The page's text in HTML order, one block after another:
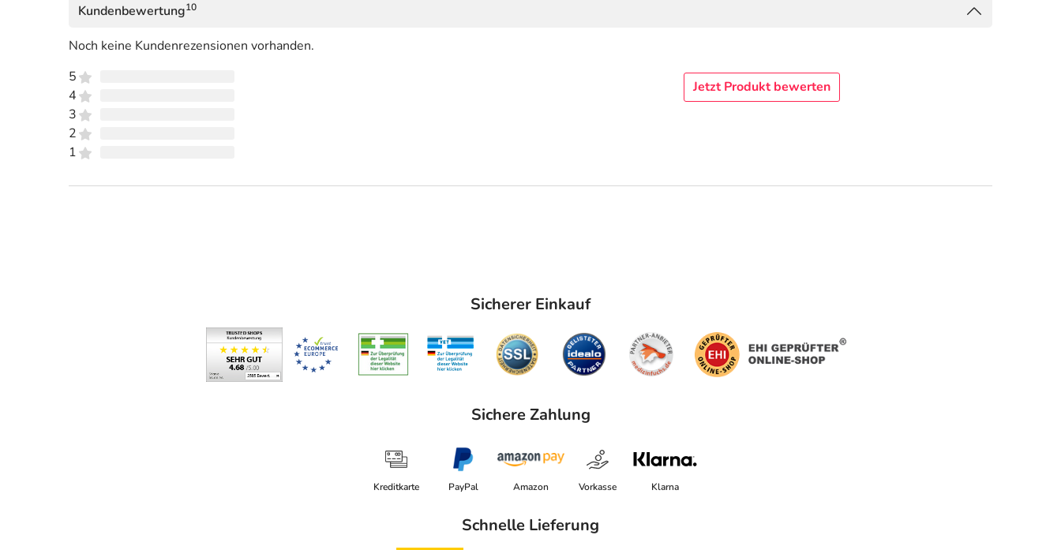
Kundenbewertung10
Noch keine Kundenrezensionen vorhanden.
5
4
3
2
1
Jetzt Produkt bewerten
Sicherer Einkauf
Sichere Zahlung
Kreditkarte PayPal Amazon Vorkasse Klarna
Schnelle Lieferung